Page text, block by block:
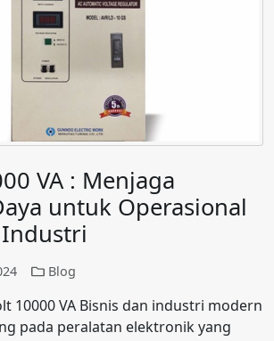
VA : Menjaga
untuk Operasional
Blog
10000 VA Bisnis dan industri modern
pada peralatan elektronik yang